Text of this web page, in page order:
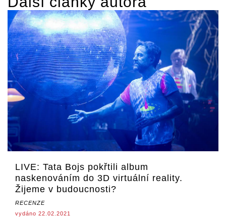
LIVE: Tata Bojs pokřtili album
naskenováním do 3D virtuální reality.
Žijeme v budoucnosti?
RECENZE
vydáno 22.02.2021